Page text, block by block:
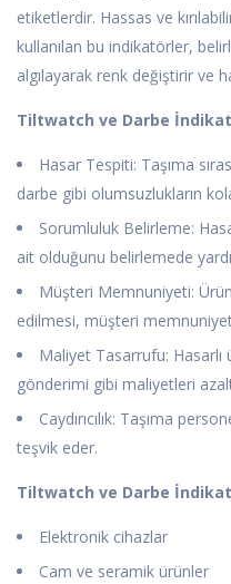
etiketlerdir. Hassas ve
kullanılan bu indikatörler,
algılayarak renk değiştirir ve
Tiltwatch ve Darbe
Hasar Tespiti: Taşıma
darbe gibi olumsuzlukların
Sorumluluk Belirleme:
ait olduğunu belirlemede
Müşteri Memnuniyeti:
edilmesi, müşteri
Maliyet Tasarrufu:
gönderimi gibi maliyetleri
Caydırıcılık: Taşıma
teşvik eder.
Tiltwatch ve Darbe
Elektronik cihazlar
Cam ve seramik ürünler